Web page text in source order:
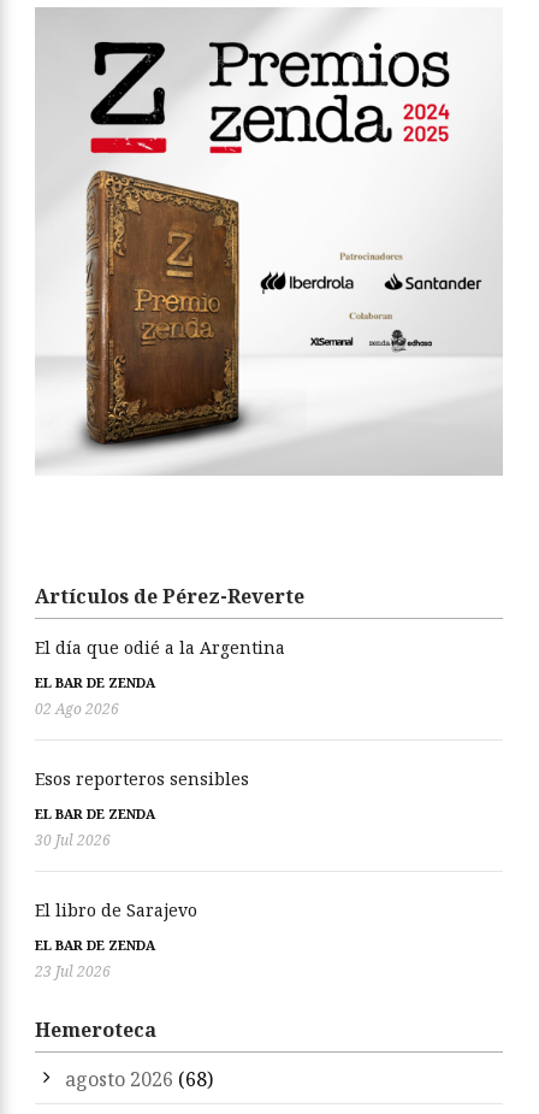
Artículos de Pérez-Reverte
El día que odié a la Argentina
EL BAR DE ZENDA
02 Ago 2026
Esos reporteros sensibles
EL BAR DE ZENDA
30 Jul 2026
El libro de Sarajevo
EL BAR DE ZENDA
23 Jul 2026
Hemeroteca
agosto 2026 (68)